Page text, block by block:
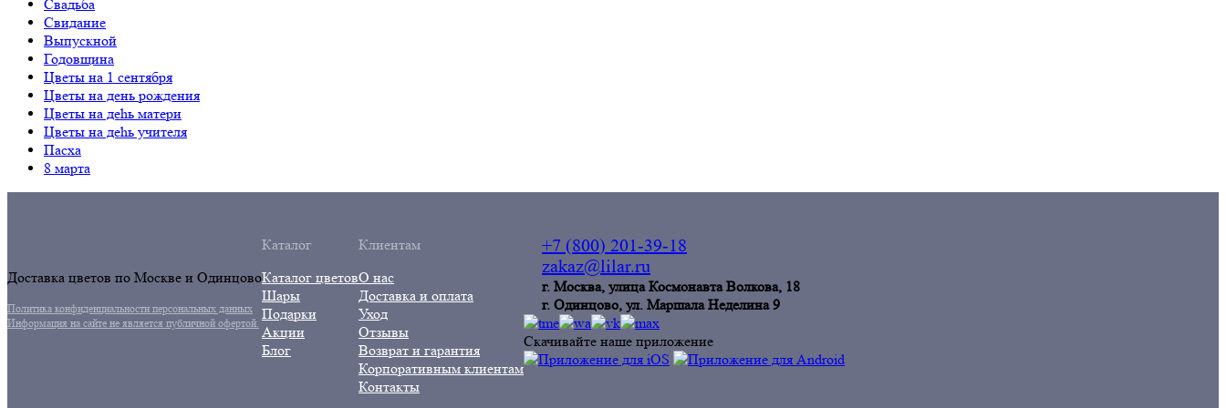
Свадьба
Свидание
Выпускной
Годовщина
Цветы на 1 сентября
Цветы на день рождения
Цветы на дehь матери
Цветы на деhь учителя
Пасха
8 марта
Доставка цветов по Москве и Oдинцово
Политика конфиденциальности персональных данных
Информация на сайте не является публичной офертой.
Кaталог
Катaлог цветов
Шары
Подарки
Акции
Блог
Клиентам
О нас
Доставка и оплата
Уход
Отзывы
Возврат и гарантия
Корпоративным клиентам
Контакты
+7 (800) 201-39-18
zakaz@lilar.ru
г. Москва, улица Космонавта Волкова, 18
г. Одинцoво, ул. Маршала Неделина 9
Скачивайте наше приложение